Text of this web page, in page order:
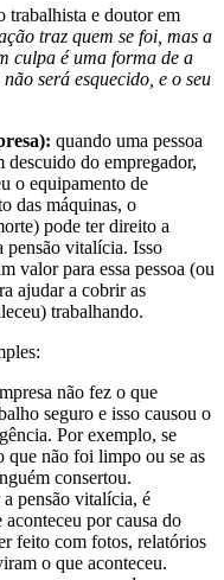
trabalhista e doutor em
traz quem se foi, mas a
culpa é uma forma de a
será esquecido, e o seu
quando uma pessoa
descuido do empregador,
o equipamento de
das máquinas, o
pode ter direito a
pensão vitalícia. Isso
valor para essa pessoa (ou
ajudar a cobrir as
trabalhando.
não fez o que
seguro e isso causou o
Por exemplo, se
que não foi limpo ou se as
consertou.
a pensão vitalícia, é
por causa do
feito com fotos, relatórios
o que aconteceu.